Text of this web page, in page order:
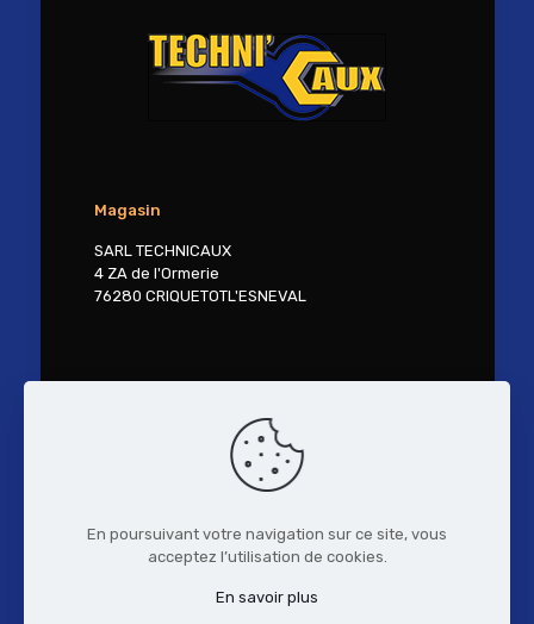
Magasin
SARL TECHNICAUX
4 ZA de l'Ormerie
76280 CRIQUETOTL'ESNEVAL
contact@technicaux.fr
Politique de confidentialité- Réalisation :
En poursuivant votre navigation sur ce site, vous
acceptez l’utilisation de cookies.
En savoir plus